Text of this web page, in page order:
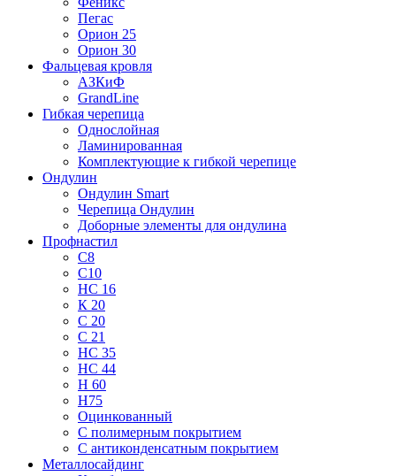
Пегас
Орион 25
Орион 30
Фальцевая кровля
АЗКиФ
GrandLine
Гибкая черепица
Однослойная
Ламинированная
Комплектующие к гибкой черепице
Ондулин
Ондулин Smart
Черепица Ондулин
Доборные элементы для ондулина
Профнастил
С8
С10
НС 16
К 20
С 20
С 21
НС 35
НС 44
Н 60
Н75
Оцинкованный
С полимерным покрытием
С антиконденсатным покрытием
Металлосайдинг